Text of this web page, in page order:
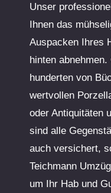
Unser
Ihnen das
Auspacken Ihres
hinten
hunderten von
wertvollen
oder Antiquitäten
sind alle
auch versichert,
Teichmann
um Ihr Hab und